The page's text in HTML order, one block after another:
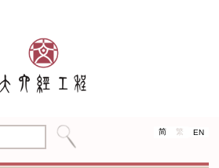
简 繁 EN